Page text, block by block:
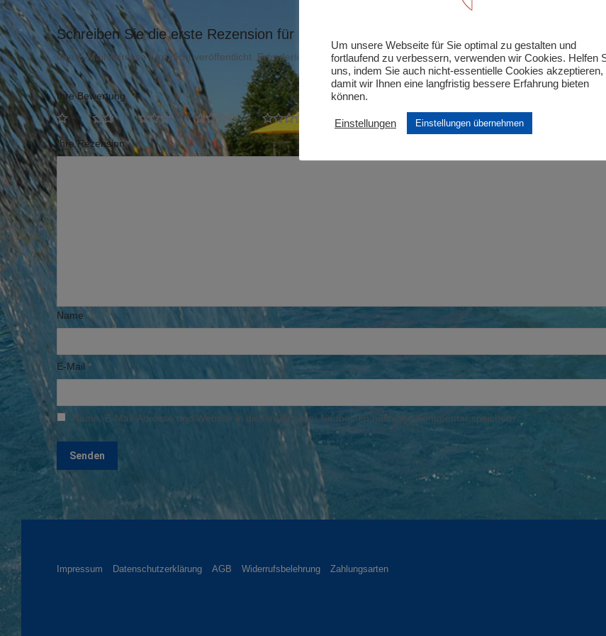
Schreiben Sie die erste Rezension für „Kinder unter 6 Jahre und schwerbehinderte
Ihre E-Mail-Adresse wird nicht veröffentlicht. Erforderliche Felder sind mit*markiert
Ihre Bewertung *
Ihre Rezension*
Name *
E-Mail *
Name, E-Mail-Adresse und Website in diesem Browser für meinen nächsten Kommentar speichern.
Impressum Datenschutzerklärung AGB Widerrufsbelehrung Zahlungsarten
Um unsere Webseite für Sie optimal zu gestalten und
fortlaufend zu verbessern, verwenden wir Cookies. Helfen
uns, indem Sie auch nicht-essentielle Cookies akzeptieren,
damit wir Ihnen eine langfristig bessere Erfahrung bieten
können.
Einstellungen Einstellungen übernehmen